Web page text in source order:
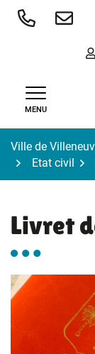
Aller
MENU
Ville de
Etat civil
Livret